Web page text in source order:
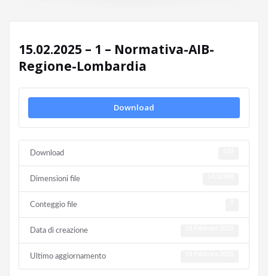
15.02.2025 – 1 – Normativa-AIB-
Regione-Lombardia
Download
Download
Dimensioni file
Conteggio file
Data di creazione
Ultimo aggiornamento